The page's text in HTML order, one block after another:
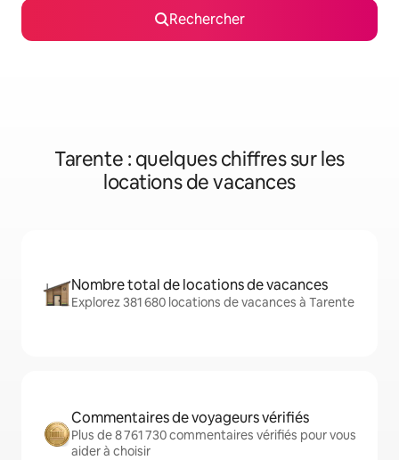
Rechercher
Tarente : quelques chiffres sur les
locations de vacances
Nombre total de locations de vacances
Explorez 381 680 locations de vacances à Tarente
Commentaires de voyageurs vérifiés
Plus de 8 761 730 commentaires vérifiés pour vous
aider à choisir